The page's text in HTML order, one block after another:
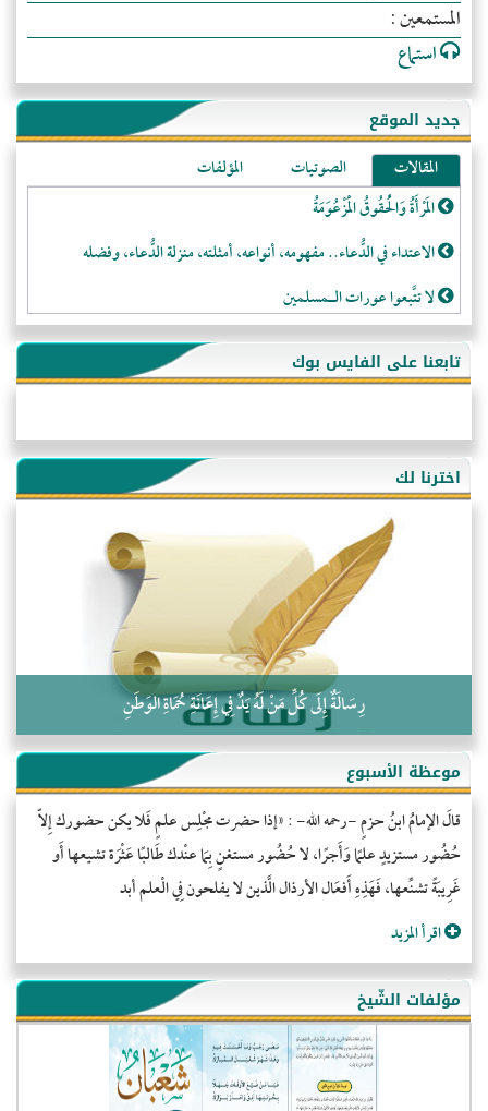
المستمعين :
استماع
جديد الموقع
المقالات الصوتيات
المؤلفات
المَرْأَةُ وَالْحُقُوقُ الْمَزْعُوَمَةُ
الاعتداء في الدُّعاء.. مفهومه، أنواعه، أمثلته، منزلة الدُّعاء، وفضله
لا تتَّبعوا عورات الـمسلمين
فقه النَّصيحة عند الصَّحابة الكرام رضي الله عنهم
لَا عِزَّةَ إِلَّا بِالإِسْلَامِ
هذه سبيلنا فماذا تنقمون؟!
أُسُـسُ بَـيْـتِ الـمُسْـلِمِ
التَّعْلِيمُ القُرْآنِي
كلمة إلى إخواني السلفيين في الجزائر
تابعنا على الفايس بوك
اخترنا لك
رِسَالَةٌ إِلَى كُلِّ مَنْ لَهُ يَدٌ فِي إِعَانَةِ حُمَاةِ الوَطَنِ
موعظة الأسبوع
قالَ الإمامُ ابنُ حزمٍ -رحمه الله- : «إذا حضرت مجْلِس علمٍ فَلا يكن حضورك إِلاّ
حُضُور مستزيدٍ علمًا وَأَجرًا، لا حُضُور مستغنٍ بِمَا عنْدك طَالبًا عَثْرَة تشيعها أَو
غَرِيبَةً تشنِّعها، فَهَذِهِ أَفعَال الأرذال الَّذين لا يفلحون فِي الْعلم أبد
اقرأ المزيد
مؤلفات الشّيخ